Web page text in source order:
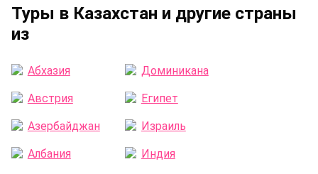
Туры в Казахстан и другие страны
из
Абхазия
Австрия
Азербайджан
Албания
Доминикана
Египет
Израиль
Индия